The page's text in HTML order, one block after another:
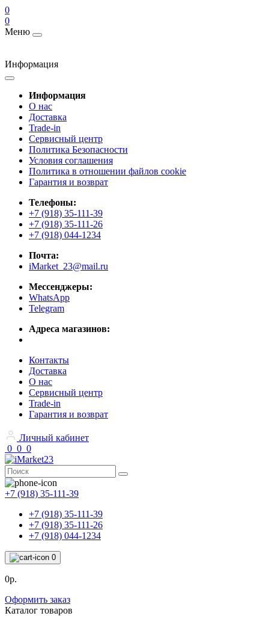
0
0
Меню
Информация
Информация
О нас
Доставка
Trade-in
Сервисный центр
Политика Безопасности
Условия соглашения
Политика в отношении файлов cookie
Гарантия и возврат
Телефоны:
+7 (918) 35-111-39
+7 (918) 35-111-26
+7 (918) 044-1234
Почта:
iMarket_23@mail.ru
Мессенджеры:
WhatsApp
Telegram
Адреса магазинов:
Контакты
Доставка
О нас
Сервисный центр
Trade-in
Гарантия и возврат
Личный кабинет
0 0 0
+7 (918) 35-111-39
+7 (918) 35-111-39
+7 (918) 35-111-26
+7 (918) 044-1234
0
0р.
Оформить заказ
Каталог товаров